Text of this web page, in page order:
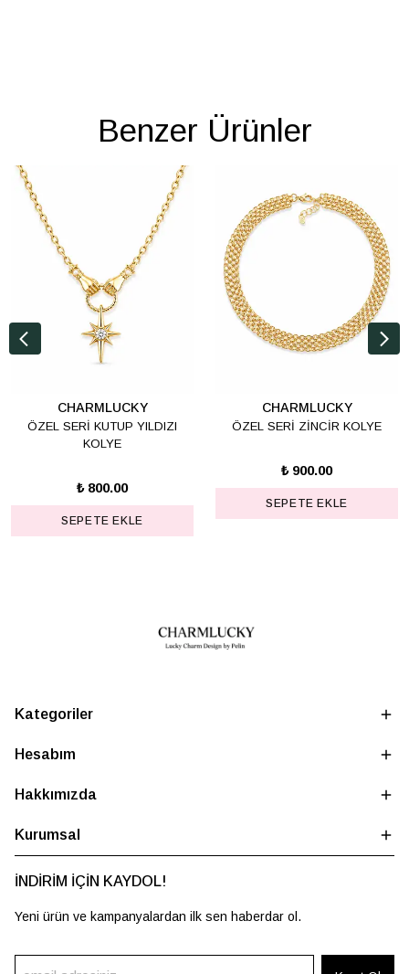
Benzer Ürünler
CHARMLUCKY
ÖZEL SERİ KUTUP YILDIZI
KOLYE
₺ 800.00
SEPETE EKLE
CHARMLUCKY
ÖZEL SERİ ZİNCİR KOLYE
₺ 900.00
SEPETE EKLE
Kategoriler
Hesabım
Hakkımızda
Kurumsal
İNDİRİM İÇİN KAYDOL!
Yeni ürün ve kampanyalardan ilk sen haberdar ol.